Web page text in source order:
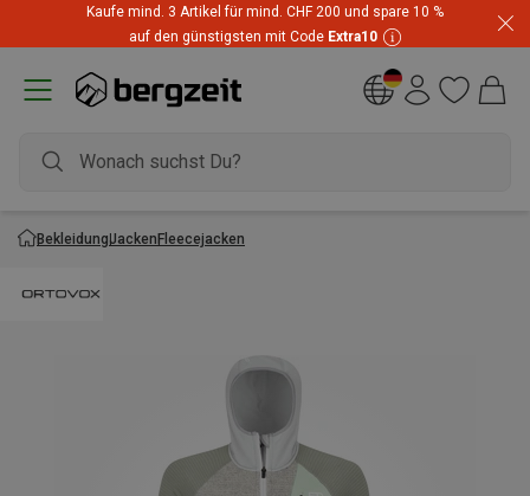
Kaufe mind. 3 Artikel für mind. CHF 200 und spare 10 %
auf den günstigsten mit Code Extra10
BekleidungJackenFleecejacken